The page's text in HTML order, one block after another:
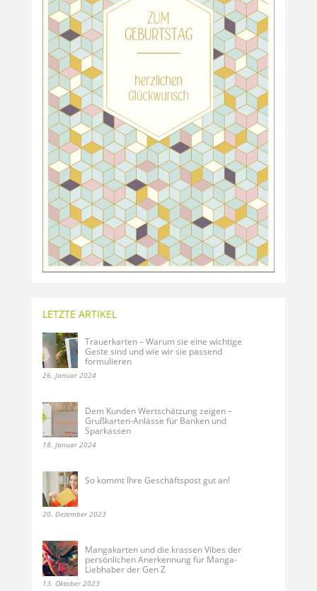
LETZTE ARTIKEL
Trauerkarten – Warum sie eine wichtige
Geste sind und wie wir sie passend
formulieren
26. Januar 2024
Dem Kunden Wertschätzung zeigen –
Grußkarten-Anlässe für Banken und
Sparkassen
18. Januar 2024
So kommt Ihre Geschäftspost gut an!
20. Dezember 2023
Mangakarten und die krassen Vibes der
persönlichen Anerkennung für Manga-
Liebhaber der Gen Z
13. Oktober 2023